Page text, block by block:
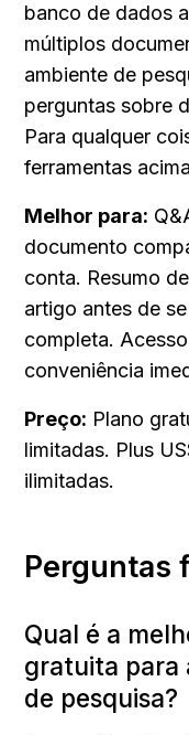
banco de dados
múltiplos
ambiente de
perguntas sobre
Para qualquer
ferramentas
Melhor para:
documento
conta. Resumo
artigo antes de
completa.
conveniência
Preço: Plano
limitadas. Plus
ilimitadas.
Perguntas
Qual é a
gratuita para
de pesquisa?